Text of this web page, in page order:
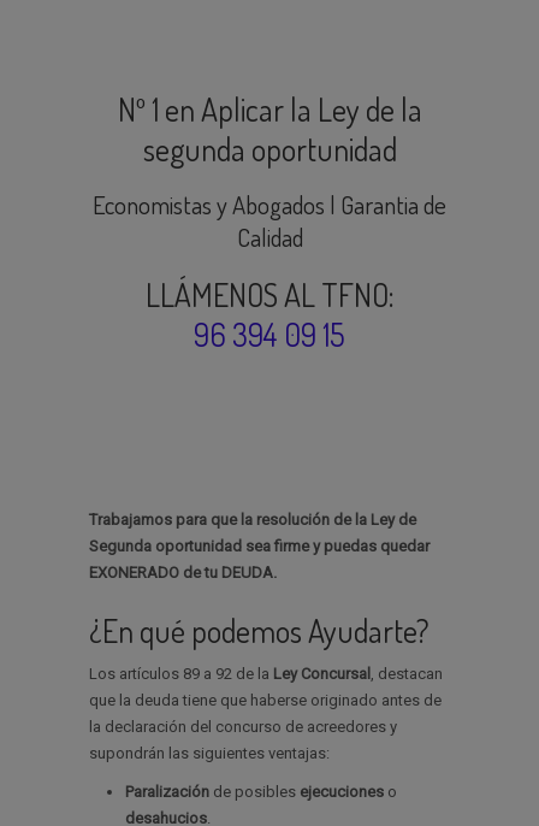
Nº 1 en Aplicar la Ley de la
segunda oportunidad
Economistas y Abogados | Garantia de
Calidad
LLÁMENOS AL TFNO:
96 394 09 15
Trabajamos para que la resolución de la Ley de
Segunda oportunidad sea firme y puedas quedar
EXONERADO de tu DEUDA.
¿En qué podemos Ayudarte?
Los artículos 89 a 92 de la Ley Concursal , destacan
que la deuda tiene que haberse originado antes de
la declaración del concurso de acreedores y
supondrán las siguientes ventajas:
Paralización de posibles ejecuciones o
desahucios.